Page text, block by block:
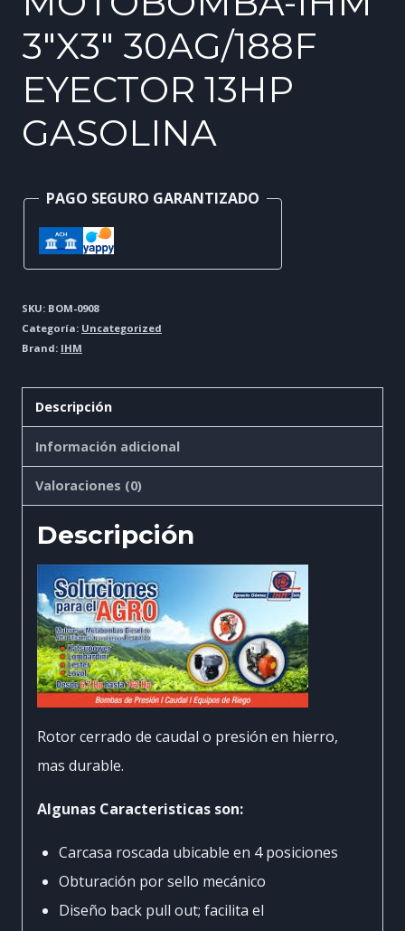
3″X3″ 30AG/188F
EYECTOR 13HP
GASOLINA
PAGO SEGURO GARANTIZADO
SKU: BOM-0908
Categoría: Uncategorized
Brand: IHM
Descripción
Información adicional
Valoraciones (0)
Descripción
Rotor cerrado de caudal o presión en hierro,
mas durable.
Algunas Caracteristicas son:
Carcasa roscada ubicable en 4 posiciones
Obturación por sello mecánico
Diseño back pull out; facilita el